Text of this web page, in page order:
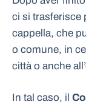
ci si trasferisce
cappella, che
o comune, in
città o anche
In tal caso, il